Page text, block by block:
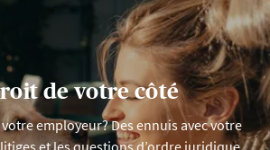
de votre côté
employeur? Des ennuis avec votre
et les questions d’ordre juridique,